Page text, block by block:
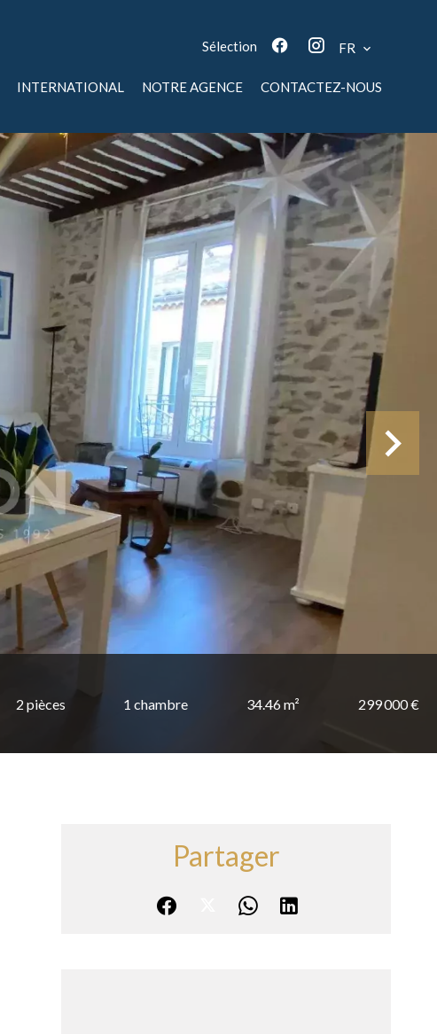
Sélection FR
INTERNATIONAL NOTRE AGENCE CONTACTEZ-NOUS
2 pièces 1 chambre 34.46 m² 299 000 €
Partager